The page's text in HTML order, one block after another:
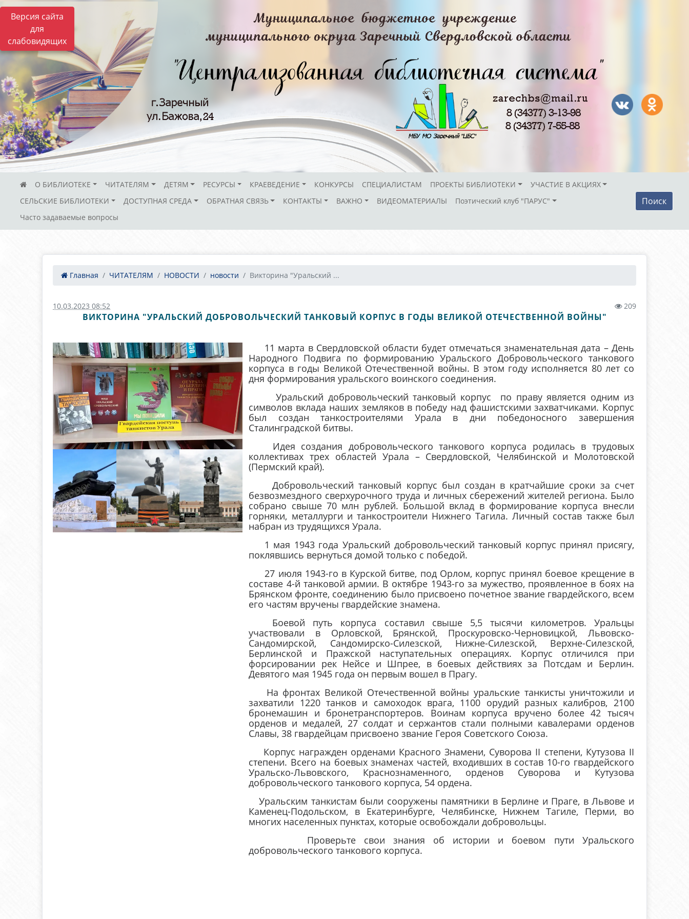
Версия сайта
для
слабовидящих
О БИБЛИОТЕКЕ ЧИТАТЕЛЯМ ДЕТЯМ РЕСУРСЫ КРАЕВЕДЕНИЕ КОНКУРСЫ СПЕЦИАЛИСТАМ ПРОЕКТЫ БИБЛИОТЕКИ
УЧАСТИЕ В АКЦИЯХ
СЕЛЬСКИЕ БИБЛИОТЕКИ
ДОСТУПНАЯ СРЕДА ОБРАТНАЯ СВЯЗЬ КОНТАКТЫ ВАЖНО ВИДЕОМАТЕРИАЛЫ
Поэтический клуб "ПАРУС"
Часто задаваемые вопросы
Поиск
Главная ЧИТАТЕЛЯМ НОВОСТИ новости Викторина "Уральский ...
10.03.2023 08:52 209
ВИКТОРИНА "УРАЛЬСКИЙ ДОБРОВОЛЬЧЕСКИЙ ТАНКОВЫЙ КОРПУС В ГОДЫ ВЕЛИКОЙ ОТЕЧЕСТВЕННОЙ ВОЙНЫ"
11 марта в Свердловской области будет отмечаться знаменательная дата – День
Народного Подвига по формированию Уральского Добровольческого танкового
корпуса в годы Великой Отечественной войны. В этом году исполняется 80 лет со
дня формирования уральского воинского соединения.
Уральский добровольческий танковый корпус по праву является одним из
символов вклада наших земляков в победу над фашистскими захватчиками. Корпус
был создан танкостроителями Урала в дни победоносного завершения
Сталинградской битвы.
Идея создания добровольческого танкового корпуса родилась в трудовых
коллективах трех областей Урала – Свердловской, Челябинской и Молотовской
(Пермский край).
Добровольческий танковый корпус был создан в кратчайшие сроки за счет
безвозмездного сверхурочного труда и личных сбережений жителей региона. Было
собрано свыше 70 млн рублей. Большой вклад в формирование корпуса внесли
горняки, металлурги и танкостроители Нижнего Тагила. Личный состав также был
набран из трудящихся Урала.
1 мая 1943 года Уральский добровольческий танковый корпус принял присягу,
поклявшись вернуться домой только с победой.
27 июля 1943-го в Курской битве, под Орлом, корпус принял боевое крещение в
составе 4-й танковой армии. В октябре 1943-го за мужество, проявленное в боях на
Брянском фронте, соединению было присвоено почетное звание гвардейского, всем
его частям вручены гвардейские знамена.
Боевой путь корпуса составил свыше 5,5 тысячи километров. Уральцы
участвовали в Орловской, Брянской, Проскуровско-Черновицкой, Львовско-
Сандомирской, Сандомирско-Силезской, Нижне-Силезской, Верхне-Силезской,
Берлинской и Пражской наступательных операциях. Корпус отличился при
форсировании рек Нейсе и Шпрее, в боевых действиях за Потсдам и Берлин.
Девятого мая 1945 года он первым вошел в Прагу.
На фронтах Великой Отечественной войны уральские танкисты уничтожили и
захватили 1220 танков и самоходок врага, 1100 орудий разных калибров, 2100
бронемашин и бронетранспортеров. Воинам корпуса вручено более 42 тысяч
орденов и медалей, 27 солдат и сержантов стали полными кавалерами орденов
Славы, 38 гвардейцам присвоено звание Героя Советского Союза.
Корпус награжден орденами Красного Знамени, Суворова II степени, Кутузова II
степени. Всего на боевых знаменах частей, входивших в состав 10-го гвардейского
Уральско-Львовского, Краснознаменного, орденов Суворова и Кутузова
добровольческого танкового корпуса, 54 ордена.
Уральским танкистам были сооружены памятники в Берлине и Праге, в Львове и
Каменец-Подольском, в Екатеринбурге, Челябинске, Нижнем Тагиле, Перми, во
многих населенных пунктах, которые освобождали добровольцы.
Проверьте свои знания об истории и боевом пути Уральского
добровольческого танкового корпуса.